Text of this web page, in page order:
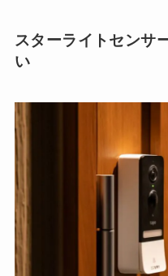
スターライトセンサ
い